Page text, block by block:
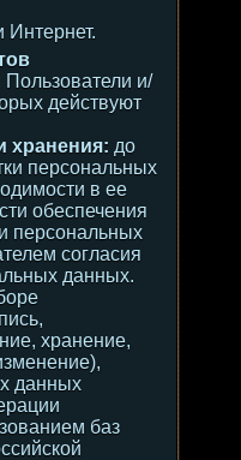
Интернет.
Пользователи и/
действуют
хранения: до
персональных
в ее
обеспечения
персональных
согласия
данных.
хранение,
данных
баз